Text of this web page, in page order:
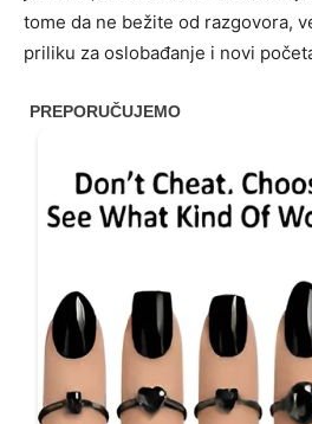
tome da ne bežite od razgovora,
priliku za oslobađanje i novi